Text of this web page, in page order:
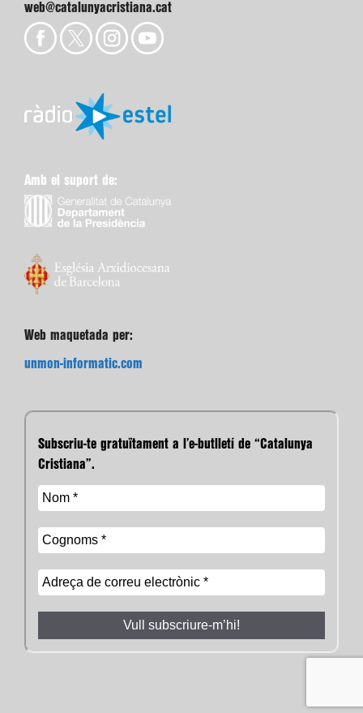
web@catalunyacristiana.cat
Amb el suport de:
Web maquetada per:
unmon-informatic.com
Subscriu-te gratuïtament a l’e-butlletí de “Catalunya
Cristiana”.